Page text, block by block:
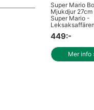
Super Mario
Mjukdjur 27cm
Super Mario -
Leksaksaffären
449:-
Mer info